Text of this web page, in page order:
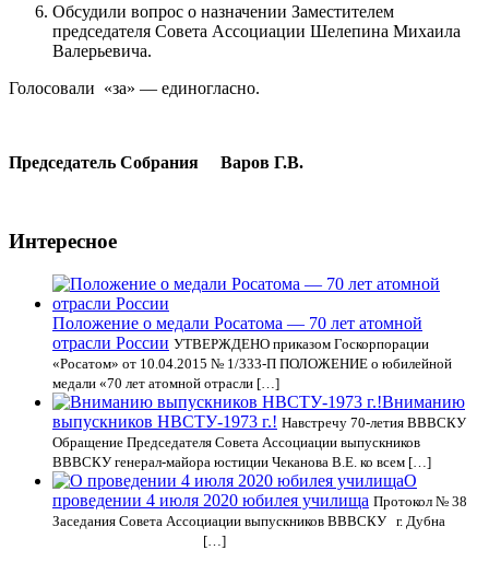
Обсудили вопрос о назначении Заместителем
председателя Совета Ассоциации Шелепина Михаила
Валерьевича.
Голосовали «за» — единогласно.
Председатель Собрания Варов Г.В.
Интересное
Положение о медали Росатома — 70 лет атомной
отрасли России УТВЕРЖДЕНО приказом Госкорпорации
«Росатом» от 10.04.2015 № 1/333-П ПОЛОЖЕНИЕ о юбилейной
медали «70 лет атомной отрасли […]
Вниманию
выпускников НВСТУ-1973 г.! Навстречу 70-летия ВВВСКУ
Обращение Председателя Совета Ассоциации выпускников
ВВВСКУ генерал-майора юстиции Чеканова В.Е. ко всем […]
О
проведении 4 июля 2020 юбилея училища Протокол № 38
Заседания Совета Ассоциации выпускников ВВВСКУ г. Дубна
[…]